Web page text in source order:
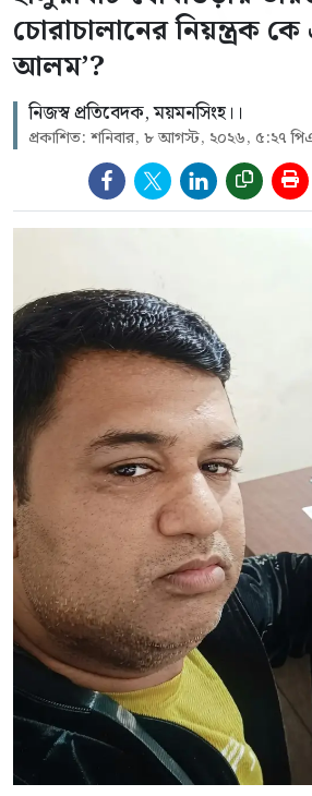
চোরাচালানের নিয়ন্ত্রক
আলম’?
নিজস্ব প্রতিবেদক, ময়মনসিংহ।।
প্রকাশিত: শনিবার, ৮ আগস্ট, ২০২৬, ৫:২৭